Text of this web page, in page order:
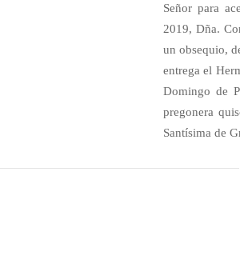
Señor para
2019, Dña.
un obsequio,
entrega el
Domingo de
pregonera
Santísima de